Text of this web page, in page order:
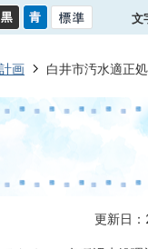
文
画 白井市汚水適正
更新日